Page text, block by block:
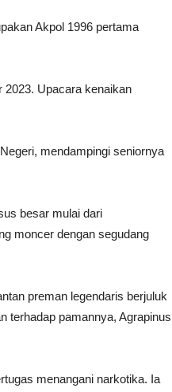
Akpol 1996 pertama
2023. Upacara kenaikan
mendampingi seniornya
besar mulai dari
moncer dengan segudang
preman legendaris berjuluk
terhadap pamannya, Agrapinus
menangani narkotika. Ia